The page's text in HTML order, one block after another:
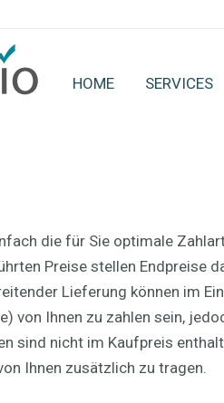
HOME SERVICES
die für Sie optimale
Preise stellen Endpreise
Lieferung können im
von Ihnen zu zahlen sein,
sind nicht im Kaufpreis
Ihnen zusätzlich zu tragen.